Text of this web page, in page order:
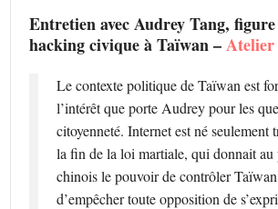
Entretien avec Audrey Tang,
hacking civique à Taïwan –Atelier
Le contexte politique de Taïwan est
l’intérêt que porte Audrey pour les
citoyenneté. Internet est né seulement
la fin de la loi martiale, qui donnait au
chinois le pouvoir de contrôler
d’empêcher toute opposition de